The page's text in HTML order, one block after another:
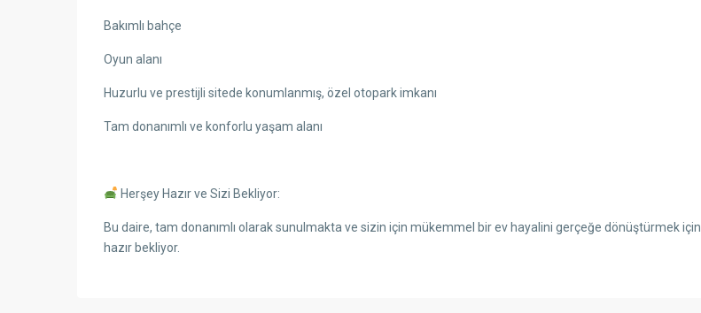
Bakımlı bahçe
Oyun alanı
Huzurlu ve prestijli sitede konumlanmış, özel otopark imkanı
Tam donanımlı ve konforlu yaşam alanı
Herşey Hazır ve Sizi Bekliyor:
Bu daire, tam donanımlı olarak sunulmakta ve sizin için mükemmel bir ev hayalini gerçeğe dönüştürmek için
hazır bekliyor.